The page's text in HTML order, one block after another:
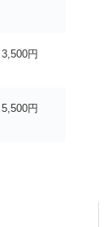
3,500円
5,500円